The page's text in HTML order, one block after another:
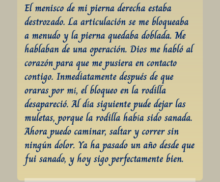
El menisco de mi pierna derecha estaba
destrozado. La articulación se me bloqueaba
a menudo y la pierna quedaba doblada. Me
hablaban de una operación. Dios me habló al
corazón para que me pusiera en contacto
contigo. Inmediatamente después de que
oraras por mí, el bloqueo en la rodilla
desapareció. Al día siguiente pude dejar las
muletas, porque la rodilla había sido sanada.
Ahora puedo caminar, saltar y correr sin
ningún dolor. Ya ha pasado un año desde que
fui sanado, y hoy sigo perfectamente bien.